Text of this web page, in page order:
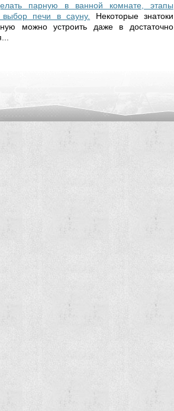
парную в ванной комнате, этапы
выбор печи в сауну.
Некоторые знатоки
можно устроить даже в достаточно